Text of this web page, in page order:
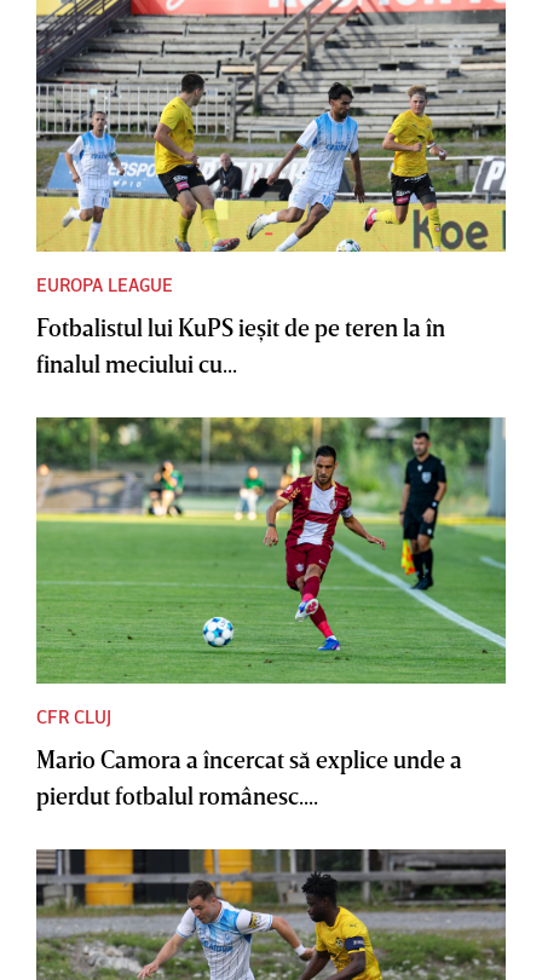
EUROPA LEAGUE
Fotbalistul lui KuPS ieşit de pe teren la în
finalul meciului cu...
CFR CLUJ
Mario Camora a încercat să explice unde a
pierdut fotbalul românesc....